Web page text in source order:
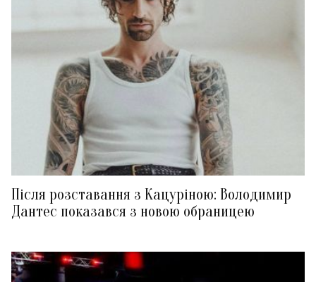
Після розставання з Кацуріною: Володимир
Дантес показався з новою обраницею